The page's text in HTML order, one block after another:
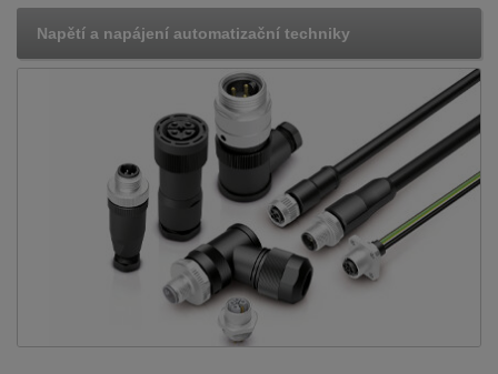
Napětí a napájení automatizační techniky